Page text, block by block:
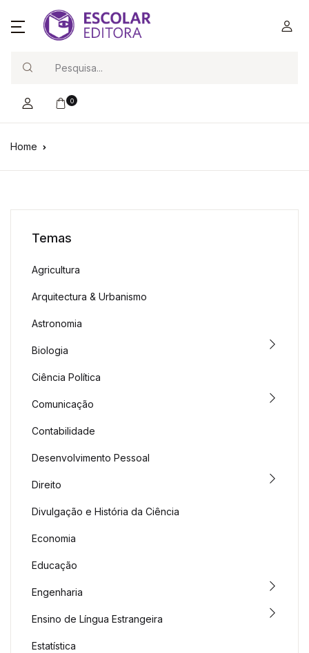
0
Home
Temas
Agricultura
Arquitectura & Urbanismo
Astronomia
Biologia
Ciência Política
Comunicação
Contabilidade
Desenvolvimento Pessoal
Direito
Divulgação e História da Ciência
Economia
Educação
Engenharia
Ensino de Língua Estrangeira
Estatística